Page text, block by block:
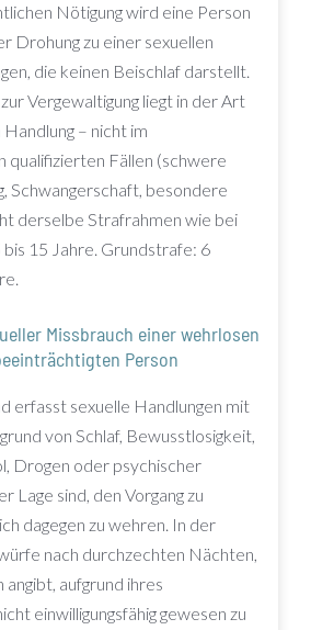
Nötigung wird eine Person
Drohung zu einer sexuellen
die keinen Beischlaf darstellt.
Vergewaltigung liegt in der Art
– nicht im
qualifizierten Fällen (schwere
Schwangerschaft, besondere
derselbe Strafrahmen wie bei
bis 15 Jahre. Grundstrafe: 6
Missbrauch einer wehrlosen
Person
erfasst sexuelle Handlungen mit
von Schlaf, Bewusstlosigkeit,
Drogen oder psychischer
Lage sind, den Vorgang zu
dagegen zu wehren. In der
nach durchzechten Nächten,
aufgrund ihres
einwilligungsfähig gewesen zu